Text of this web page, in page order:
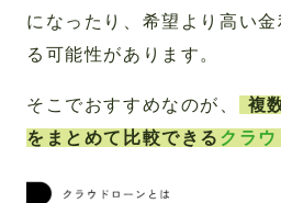
になったり、希望より高い
る可能性があります。
そこでおすすめなのが、
複
をまとめて比較できる クラ